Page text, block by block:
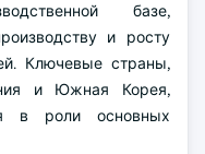
базе,
и росту
Ключевые страны,
и Южная Корея,
в роли основных